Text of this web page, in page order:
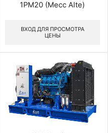
1РМ20 (Mecc Alte)
ВХОД ДЛЯ ПРОСМОТРА
ЦЕНЫ